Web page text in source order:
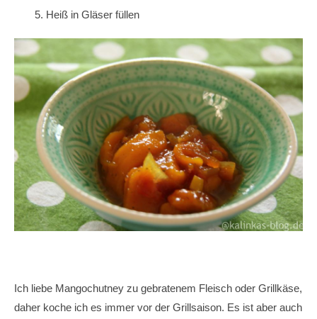
Heiß in Gläser füllen
Ich liebe Mangochutney zu gebratenem Fleisch oder Grillkäse,
daher koche ich es immer vor der Grillsaison. Es ist aber auch